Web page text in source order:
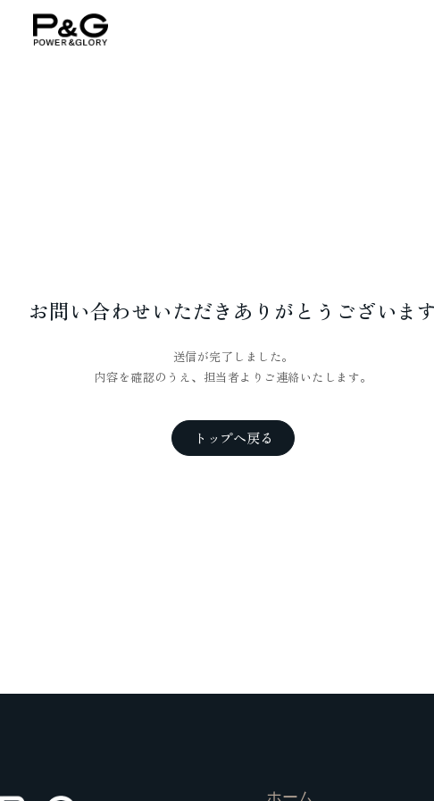
お問い合わせいただきありがとうございます
送信が完了しました。
内容を確認のうえ、担当者よりご連絡いたします。
トップへ戻る
ホーム